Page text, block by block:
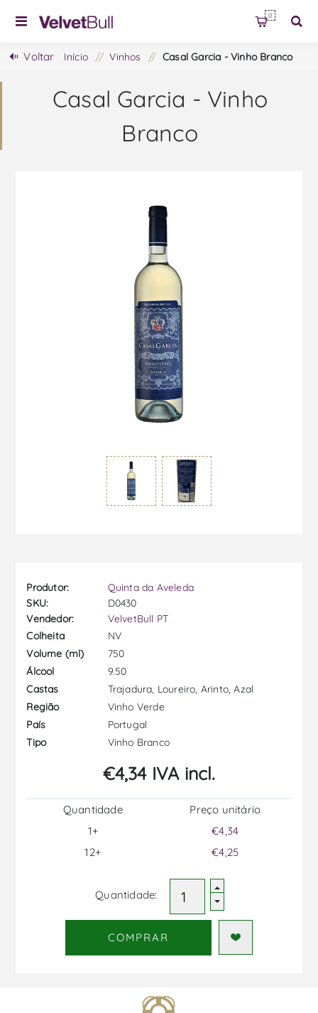
0
Voltar Início / Vinhos / Casal Garcia - Vinho Branco
Casal Garcia - Vinho
Branco
Produtor:
Quinta da Aveleda
SKU:
D0430
Vendedor:
VelvetBull PT
Colheita
NV
Volume (ml)
750
Álcool
9.50
Castas
Trajadura, Loureiro, Arinto, Azal
Região
Vinho Verde
País
Portugal
Tipo
Vinho Branco
€4,34 IVA incl.
Quantidade
1+
12+
Preço unitário
€4,34
€4,25
Quantidade:
COMPRAR